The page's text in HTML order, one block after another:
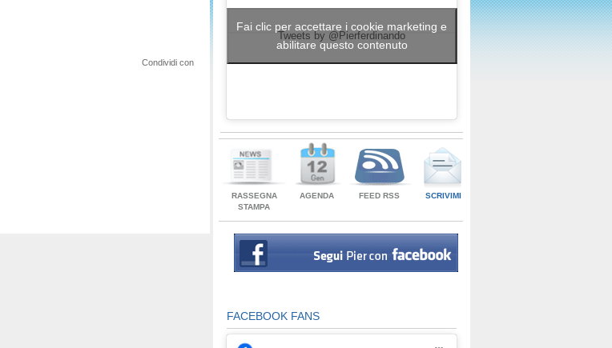
Condividi con
Tweets by @Pierferdinando
Fai clic per accettare i cookie marketing e
abilitare questo contenuto
RASSEGNA
STAMPA
AGENDA FEED RSS SCRIVIMI
FACEBOOK FANS